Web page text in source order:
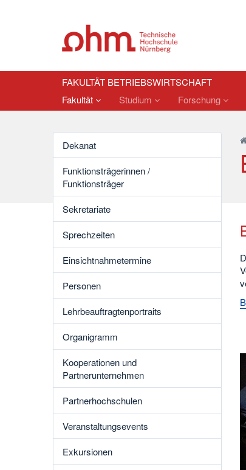
FAKULTÄT BETRIEBSWIRTSCHAFT
Fakultät
Studium Forschung
Dekanat
Funktionsträgerinnen /
Funktionsträger
Sekretariate
Sprechzeiten
Einsichtnahmetermine
Personen
Lehrbeauftragtenportraits
Organigramm
Kooperationen und
Partnerunternehmen
Partnerhochschulen
Veranstaltungsevents
Exkursionen